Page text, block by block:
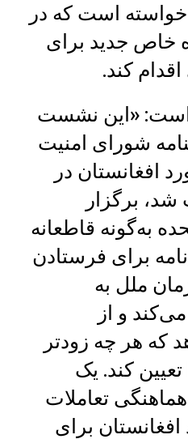
است که در
خاص جدید برای
کند.
است: «این نشست
شورای امنیت
افغانستان در
برگزار
به‌گونه قاطعانه
برای فرستادن
ملل به
و از
هر چه زودتر
تعیین کند. یک
هماهنگی تعاملات
افغانستان برای